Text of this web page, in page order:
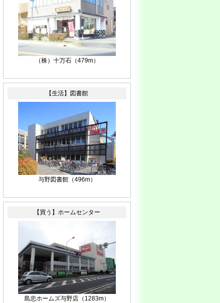
（株）十万石（479m）
【生活】図書館
与野図書館（496m）
【買う】ホームセンター
島忠ホームズ与野店（1283m）